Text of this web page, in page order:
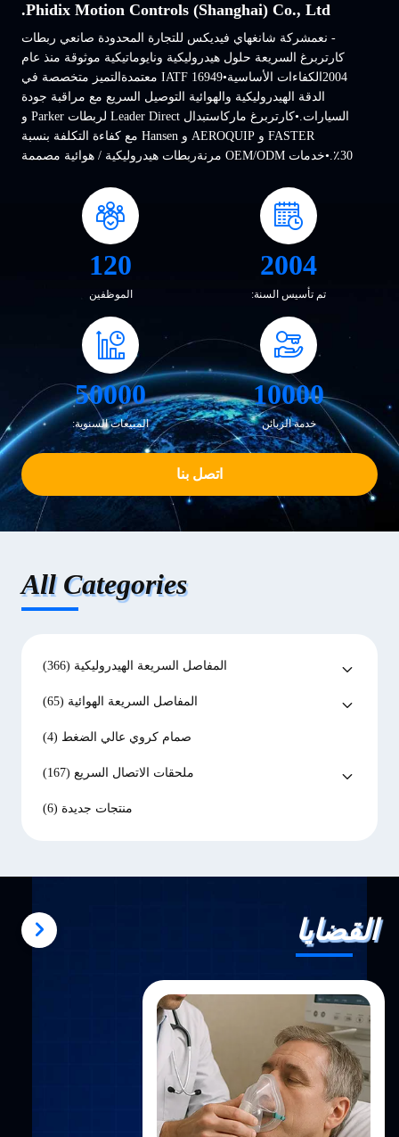
Phidix Motion Controls (Shanghai) Co., Ltd.
- نعمشركة شانغهاي فيديكس للتجارة المحدودة صانعي ربطات
كارتربرغ السريعة حلول هيدروليكية ونايوماتيكية موثوقة منذ عام
2004الكفاءات الأساسية•IATF 16949 معتمدةالتميز متخصصة في
الدقة الهيدروليكية والهوائية التوصيل السريع مع مراقبة جودة
السيارات.•كارتربرغ ماركاستبدال Leader Direct لربطات Parker و
FASTER و AEROQUIP و Hansen مع كفاءة التكلفة بنسبة
30٪.•خدمات OEM/ODM مرنةربطات هيدروليكية / هوائية مصممة
الارتباطات السريعةموصلات الضغط العالي لم...
2004
تم تأسيس السنة:
120
الموظفين
10000
خدمة الزبائن
50000
المبيعات السنوية:
اتصل بنا
All Categories
المفاصل السريعة الهيدروليكية (366)
المفاصل السريعة الهوائية (65)
صمام كروي عالي الضغط (4)
ملحقات الاتصال السريع (167)
منتجات جديدة (6)
القضايا